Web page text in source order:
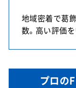
地域密着で葛
数。高い評価
プロの